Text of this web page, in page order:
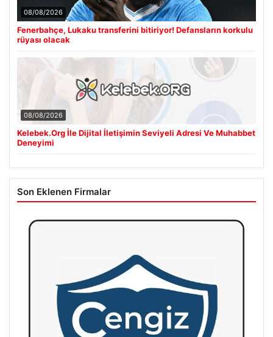
08/08/2026
Fenerbahçe, Lukaku transferini bitiriyor! Defansların korkulu
rüyası olacak
08/08/2026
Kelebek.Org İle Dijital İletişimin Seviyeli Adresi Ve Muhabbet
Deneyimi
Son Eklenen Firmalar